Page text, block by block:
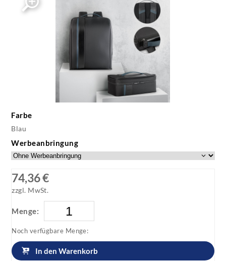
Farbe
Blau
Werbeanbringung
74,36 €
zzgl. MwSt.
Menge:
Noch verfügbare Menge:
In den Warenkorb